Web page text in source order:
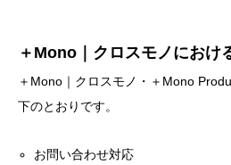
＋Mono｜クロスモノにおけ
＋Mono｜クロスモノ・＋Mono
下のとおりです。
お問い合わせ対応